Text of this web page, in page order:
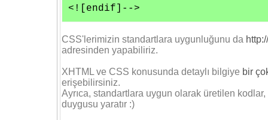
<![endif]-->
CSS'lerimizin standartlara uygunluğunu da
adresinden yapabiliriz.
XHTML ve CSS konusunda detaylı bilgiye bir
erişebilirsiniz.
Ayrıca, standartlara uygun olarak üretilen kodlar,
duygusu yaratır :)